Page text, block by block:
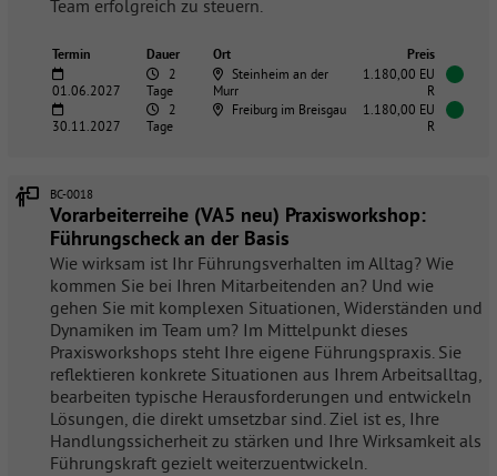
Team erfolgreich zu steuern.
Termin Dauer Ort Preis
01.06.2027
2
Tage
Steinheim an der
Murr
1.180,00 EU
R
30.11.2027
2
Tage
Freiburg im Breisgau
1.180,00 EU
R
BC-0018
Vorarbeiterreihe (VA5 neu) Praxisworkshop:
Führungscheck an der Basis
Wie wirksam ist Ihr Führungsverhalten im Alltag? Wie
kommen Sie bei Ihren Mitarbeitenden an? Und wie
gehen Sie mit komplexen Situationen, Widerständen und
Dynamiken im Team um? Im Mittelpunkt dieses
Praxisworkshops steht Ihre eigene Führungspraxis. Sie
reflektieren konkrete Situationen aus Ihrem Arbeitsalltag,
bearbeiten typische Herausforderungen und entwickeln
Lösungen, die direkt umsetzbar sind. Ziel ist es, Ihre
Handlungssicherheit zu stärken und Ihre Wirksamkeit als
Führungskraft gezielt weiterzuentwickeln.